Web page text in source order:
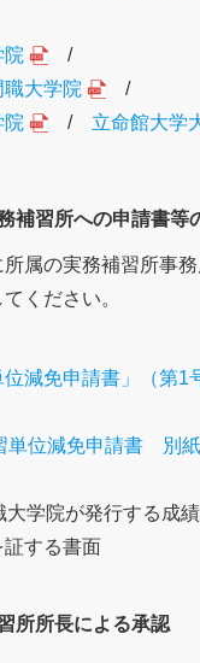
院
/
大学院
/
院
/ 立命館大学
補習所への申請書等
属の実務補習所事
ください。
位減免申請書」（第1
単位減免申請書 別紙
大学院が発行する成
する書面
所所長による承認